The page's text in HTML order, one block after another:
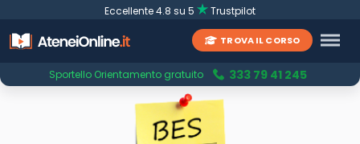
Eccellente 4.8 su 5 Trustpilot
TROVA IL CORSO
Sportello Orientamento gratuito 333 79 41 245